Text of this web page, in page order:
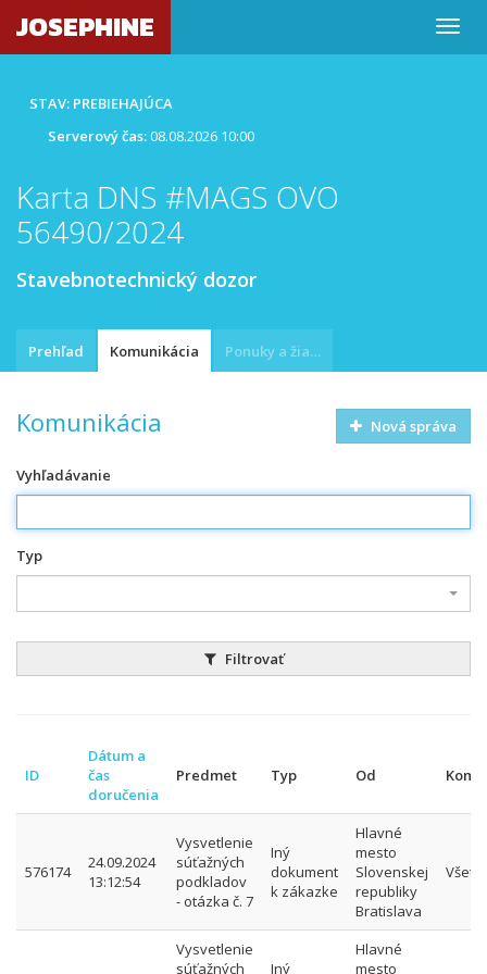
JOSEPHINE
STAV: PREBIEHAJÚCA
Serverový čas:08.08.2026 10:00
Karta DNS #MAGS OVO
56490/2024
Stavebnotechnický dozor
Prehľad Komunikácia Ponuky a žiadosti
Komunikácia Nová správa
Vyhľadávanie
Typ
Filtrovať
ID
Dátum a
čas
doručenia
Predmet Typ Od Komu
576174
24.09.2024
13:12:54
Vysvetlenie
súťažných
podkladov
- otázka č. 7
Iný
dokument
k zákazke
Hlavné
mesto
Slovenskej
republiky
Bratislava
Vysvetlenie
súťažných
Iný
Hlavné
mesto